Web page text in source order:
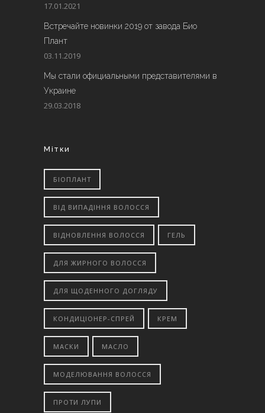
17.01.2021
Встречайте новинки 2019 от завода Био
Плант
03.11.2019
Мы стали официальными представителями в
Украине
29.03.2018
Мітки
БІОПЛАНТ
ВІД ВИПАДІННЯ ВОЛОССЯ
ВІДНОВЛЕННЯ ВОЛОССЯ ГЕЛЬ
ДЛЯ ЖИРНОГО ВОЛОССЯ
ДЛЯ ЩОДЕННОГО ДОГЛЯДУ
КОНДИЦІОНЕР-СПРЕЙ КРЕМ
МАСКИ МАСЛО
МОДЕЛЮВАННЯ ВОЛОССЯ
ПРОТИ ЛУПИ